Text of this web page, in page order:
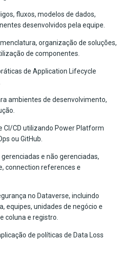
fluxos, modelos de dados,
desenvolvidos pela equipe.
organização de soluções,
de componentes.
de Application Lifecycle
ambientes de desenvolvimento,
CI/CD utilizando Power Platform
ou GitHub.
e não gerenciadas,
connection references e
no Dataverse, incluindo
equipes, unidades de negócio e
coluna e registro.
de políticas de Data Loss